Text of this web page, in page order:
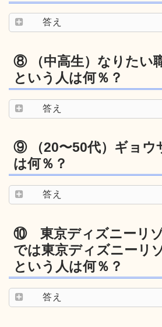
答え
⑧ （中高生）なりたい
という人は何％？
答え
⑨ （20〜50代）ギョウ
は何％？
答え
⑩ 東京ディズニーリ
では東京ディズニーリ
という人は何％？
答え